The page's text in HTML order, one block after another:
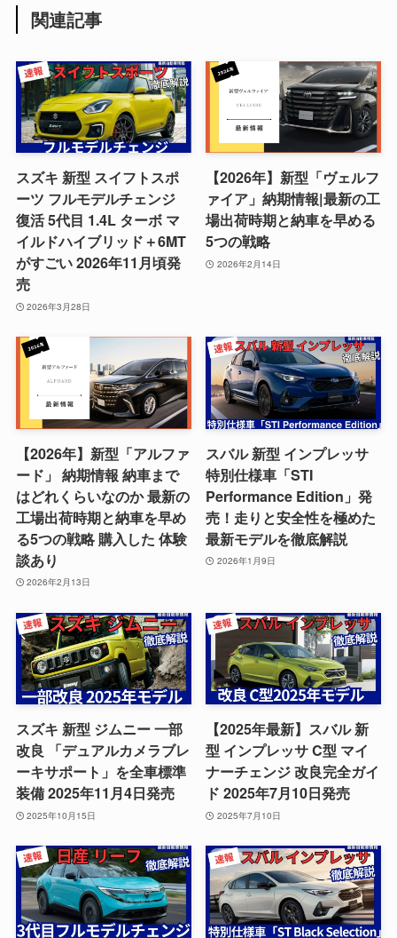
関連記事
スズキ 新型 スイフトスポ
ーツ フルモデルチェンジ
復活 5代目 1.4L ターボ マ
イルドハイブリッド＋6MT
がすごい 2026年11月頃発
売
2026年3月28日
【2026年】新型「ヴェルフ
ァイア」納期情報|最新の工
場出荷時期と納車を早める
5つの戦略
2026年2月14日
【2026年】新型「アルファ
ード」 納期情報 納車まで
はどれくらいなのか 最新の
工場出荷時期と納車を早め
る5つの戦略 購入した 体験
談あり
2026年2月13日
スバル 新型 インプレッサ
特別仕様車「STI
Performance Edition」発
売！走りと安全性を極めた
最新モデルを徹底解説
2026年1月9日
スズキ 新型 ジムニー 一部
改良 「デュアルカメラブレ
ーキサポート」を全車標準
装備 2025年11月4日発売
2025年10月15日
【2025年最新】スバル 新
型 インプレッサ C型 マイ
ナーチェンジ 改良完全ガイ
ド 2025年7月10日発売
2025年7月10日